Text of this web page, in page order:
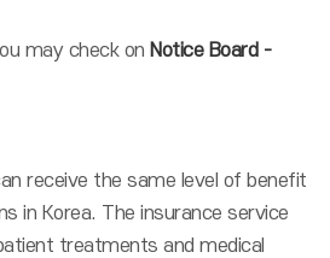
may check on Notice Board -
receive the same level of benefit
in Korea. The insurance service
treatments and medical